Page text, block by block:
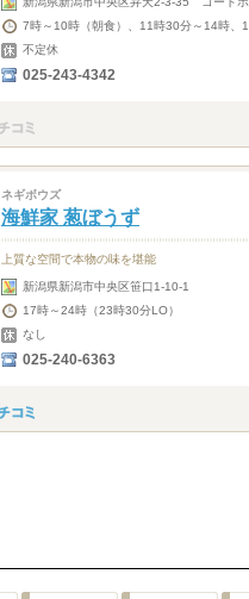
7時～10時（朝食）、11時30分～14時
不定休
025-243-4342
ネギボウズ
海鮮家 葱ぼうず
上質な空間で本物の味を堪能
新潟県新潟市中央区笹口1-10-1
17時～24時（23時30分LO）
なし
025-240-6363